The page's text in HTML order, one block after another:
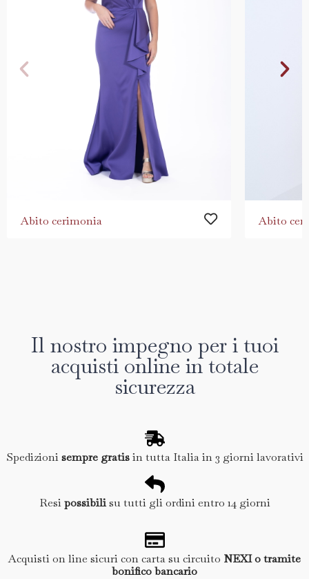
Abito cerimonia Abito
Il nostro impegno per i tuoi
acquisti online in totale
sicurezza
Spedizionisempre gratisin tutta Italia in 3 giorni lavorativi
Resipossibilisu tutti gli ordini entro 14 giorni
Acquisti on line sicuri con carta su circuito NEXI o tramite
bonifico bancario